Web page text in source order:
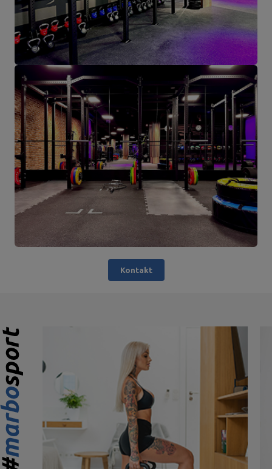
Kontakt